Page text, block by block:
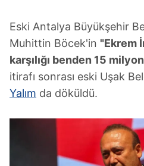
Eski Antalya Büyükşehir
Muhittin Böcek'in "Ekrem
karşılığı benden 15
itirafı sonrası eski Uşak
Yalım da döküldü.